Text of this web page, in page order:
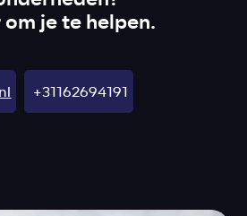
je te helpen.
+31162694191